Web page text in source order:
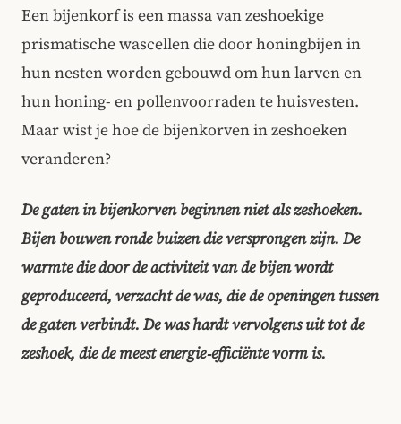
Een bijenkorf is een massa van zeshoekige
prismatische wascellen die door honingbijen in
hun nesten worden gebouwd om hun larven en
hun honing- en pollenvoorraden te huisvesten.
Maar wist je hoe de bijenkorven in zeshoeken
veranderen?
De gaten in bijenkorven beginnen niet als zeshoeken.
Bijen bouwen ronde buizen die versprongen zijn. De
warmte die door de activiteit van de bijen wordt
geproduceerd, verzacht de was, die de openingen tussen
de gaten verbindt. De was hardt vervolgens uit tot de
zeshoek, die de meest energie‑efficiënte vorm is.